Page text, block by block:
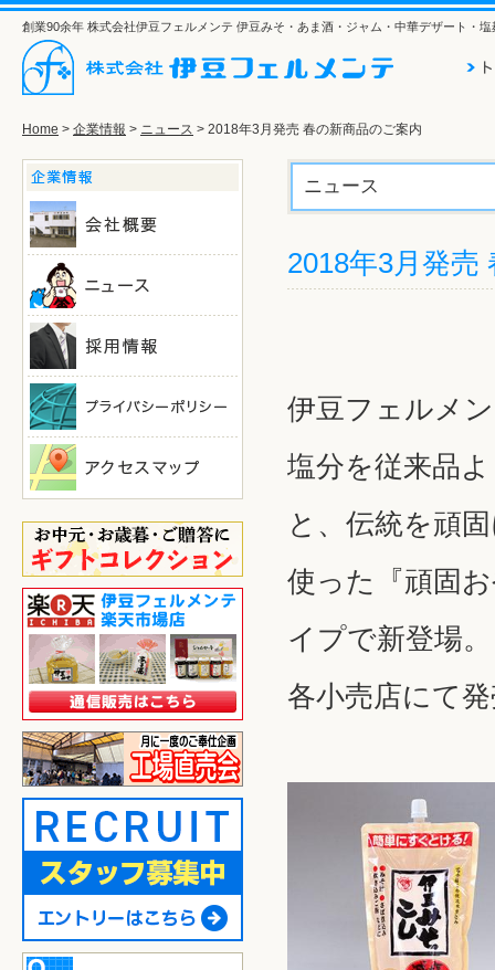
創業90余年 株式会社伊豆フェルメンテ 伊豆みそ・あま酒・ジャム・中華デザート・
Home > 企業情報 > ニュース > 2018年3月発売 春の新商品のご案内
ニュース
2018年3月発売
伊豆フェルメ
塩分を従来品
と、伝統を頑
使った『頑固
イプで新登場。
各小売店にて